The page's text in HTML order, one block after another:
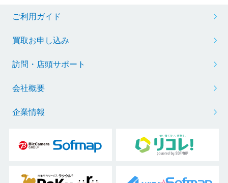
ご利用ガイド
買取お申し込み
訪問・店頭サポート
会社概要
企業情報